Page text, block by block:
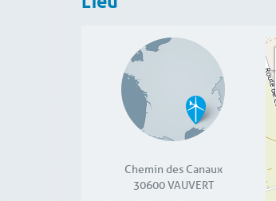
Chemin des Canaux
30600VAUVERT